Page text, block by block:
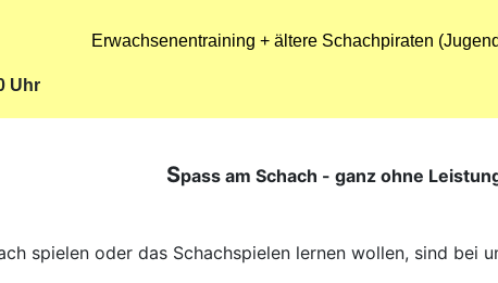
Uhr
Erwachsenentraining + ältere Schachpiraten
Spass am Schach - ganz ohne
spielen oder das Schachspielen lernen wollen, sind bei